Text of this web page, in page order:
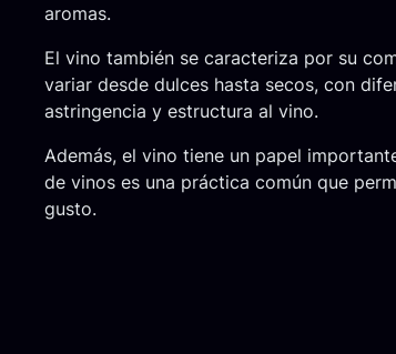
aromas.
El vino también se caracteriza por su
variar desde dulces hasta secos, con
astringencia y estructura al vino.
Además, el vino tiene un papel
de vinos es una práctica común que
gusto.